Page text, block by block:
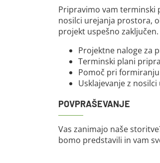
Pripravimo vam terminski
nosilci urejanja prostora,
projekt uspešno zaključen.
Projektne naloge za
Terminski plani
Pomoč pri
Usklajevanje z
POVPRAŠEVANJE
Vas zanimajo naše
bomo predstavili in vam